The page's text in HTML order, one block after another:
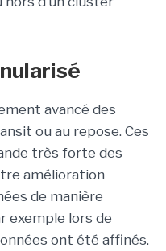
avancé des
ou au repose. Ces
très forte des
amélioration
de manière
exemple lors de
ont été affinés.